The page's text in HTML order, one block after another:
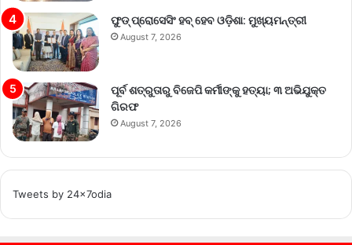
ଫୁଡ୍ ପ୍ରୋସେସିଂ ହବ୍ ହେବ ଓଡ଼ିଶା: ମୁଖ୍ୟମନ୍ତ୍ରୀ
August 7, 2026
ପୂର୍ବ ଶତ୍ରୁତାରୁ ବିଜେପି କର୍ମୀଙ୍କୁ ହତ୍ୟା; ୩ ଅଭିଯୁକ୍ତ
ଗିରଫ
August 7, 2026
Tweets by 24x7odia